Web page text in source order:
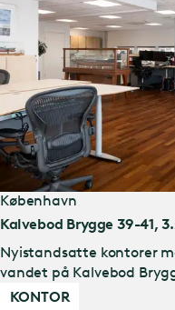
København
Kalvebod Brygge 39-41,
Nyistandsatte kontorer
vandet på Kalvebod
KONTOR